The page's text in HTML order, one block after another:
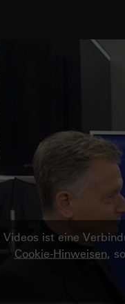
ist eine
Cookie-Hinweisen,